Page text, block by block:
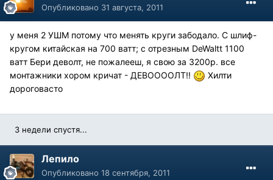
Опубликовано 31 августа, 2011
у меня 2 УШМ потому что менять круги забодало. С шлиф-
кругом китайская на 700 ватт; с отрезным DeWaltt 1100
ватт Бери деволт, не пожалееш, я свою за 3200р. все
монтажники хором кричат - ДЕВООООЛТ!!
Хилти
дороговасто
3 недели спустя...
Лепило
Опубликовано 18 сентября, 2011